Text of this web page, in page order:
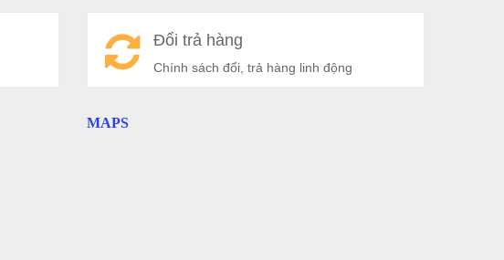
Đổi trả hàng
Chính sách đổi, trả hàng linh động
MAPS